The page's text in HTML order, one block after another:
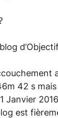
42 s
Janvier
est